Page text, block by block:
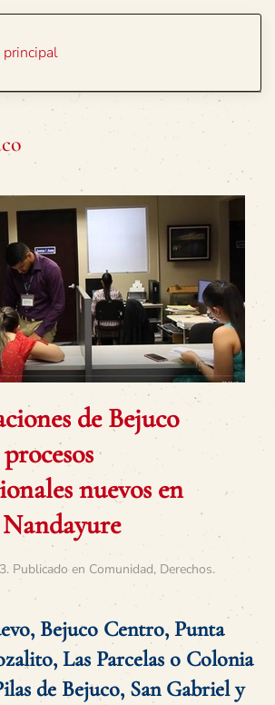
principal
de Bejuco
nuevos en
. Publicado en Comunidad, Derechos.
Bejuco Centro, Punta
Las Parcelas o Colonia
de Bejuco, San Gabriel y